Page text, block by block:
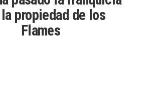
propiedad de los
Flames